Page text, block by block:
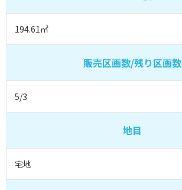
194.61㎡
販売区画数/残り区画数
5/3
地目
宅地